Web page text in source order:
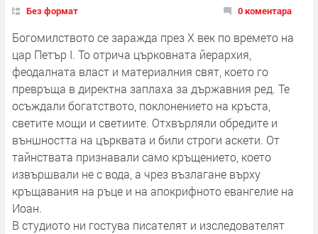
Без формат 0 коментара
Богомилството се заражда през X век по времето на
цар Петър I. То отрича църковната йерархия,
феодалната власт и материалния свят, което го
превръща в директна заплаха за държавния ред. Те
осъждали богатството, поклонението на кръста,
светите мощи и светиите. Отхвърляли обредите и
външността на църквата и били строги аскети. От
тайнствата признавали само кръщението, което
извършвали не с вода, а чрез възлагане върху
кръщавания на ръце и на апокрифното евангелие на
Иоан.
В студиото ни гостува писателят и изследователят